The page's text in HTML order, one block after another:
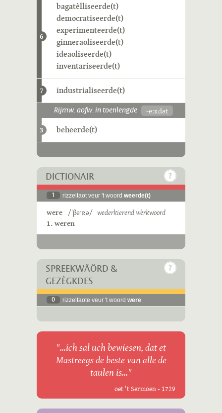
6
bagatèlliseerde(t)
democratiseerde(t)
experimenteerde(t)
ginneraoliseerde(t)
ideaoliseerde(t)
inventariseerde(t)
7 industrialiseerde(t)
Rijmw. aofw. in toenlengde -eːʀdət
3 beheerde(t)
DICTIONAIR
1 rizzeltaot veur 't woord weerde(t)
were /ˈβeˑʀə/ wederkierend wèrkwoord
1. weren
SPREEKWÄÖRD &
GEZÈGKDES
0 rizzeltaote veur 't woord were
"...ich sal uch bewiesen, dat et
Mastreegs de beste van alle de
taulen is..."
oet 't Sermoen - 1729